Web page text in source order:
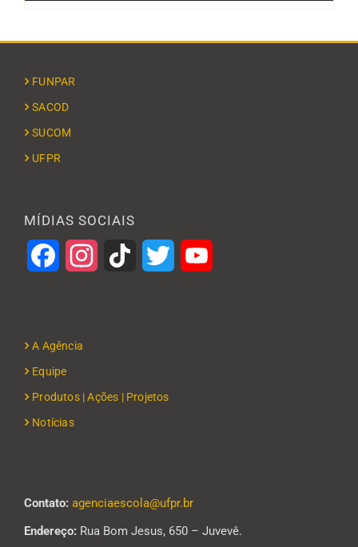
FUNPAR
SACOD
SUCOM
UFPR
MÍDIAS SOCIAIS
FacebookInstagramTikTok Twitter
A Agência
Equipe
Produtos | Ações | Projetos
Notícias
Contato: agenciaescola@ufpr.br
Endereço: Rua Bom Jesus, 650 – Juvevê.